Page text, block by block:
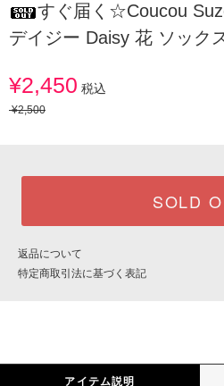
すぐ届く☆Coucou
デイジー Daisy 花 ソック
¥2,450 税込
¥2,500
SOLD
返品について
特定商取引法に基づく表記
アイテム説明